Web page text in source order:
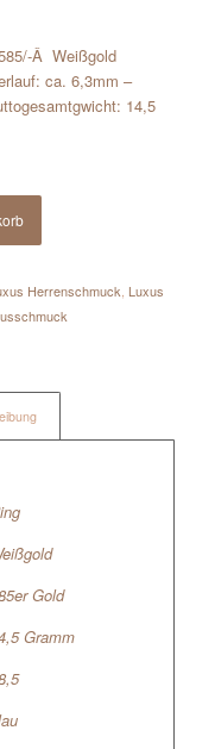
Â Weißgold
ca. 6,3mm –
14,5
Herrenschmuck Luxus
Gold
Gramm